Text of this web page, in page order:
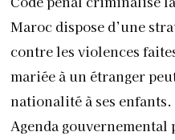
Maroc dispose d’une
contre les violences
mariée à un étranger
nationalité à ses
Agenda